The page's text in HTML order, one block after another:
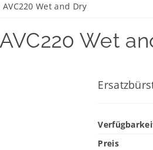
Wet and Dry
Wet
Preis